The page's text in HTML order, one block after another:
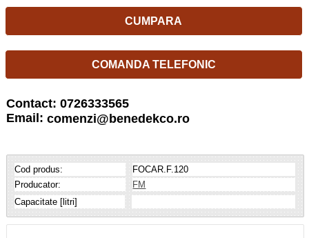
CUMPARA
COMANDA TELEFONIC
Contact: 0726333565
Email: comenzi@benedekco.ro
Cod produs:
FOCAR.F.120
Producator:
FM
Capacitate [litri]